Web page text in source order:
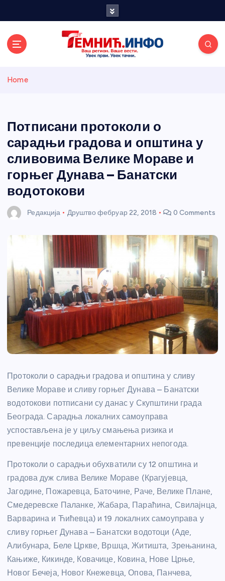
и портал
Home
Потписани протоколи о
сарадњи градова и општина у
сливовима Велике Мораве и
горњег Дунава – Банатски
водотокови
Редакција Друштво фебруар 22, 2018 0 Comments
Протоколи о сарадњи градова и општина у сливу
Велике Мораве и сливу горњег Дунава – Банатски
водотокови потписани су данас у Скупштини града
Београда. Сарадња локалних самоуправа
успостављена је у циљу смањења ризика и
превенције последица елементарних непогода.
Протоколи о сарадњи обухватили су 12 општина и
градова дуж слива Велике Мораве (Крагујевца,
Јагодине, Пожаревца, Баточине, Раче, Велике Плане,
Смедеревске Паланке, Жабара, Параћина, Свилајнца,
Варварина и Ћићевца) и 19 локалних самоуправа у
сливу горњег Дунава – Банатски водотоци (Аде,
Алибунара, Беле Цркве, Вршца, Житишта, Зрењанина,
Кањиже, Кикинде, Ковачице, Ковина, Нове Црње,
Новог Бечеја, Новог Кнежевца, Опова, Панчева,